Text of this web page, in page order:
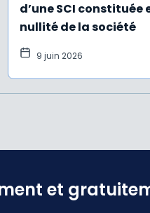
d’une SCI constituée
nullité de la société
9 juin 2026
et